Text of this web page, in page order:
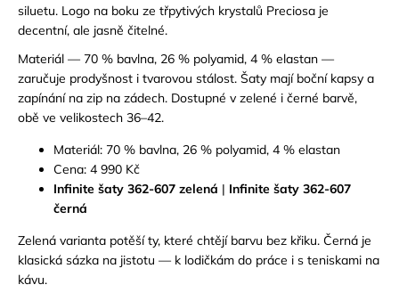
siluetu. Logo na boku ze třpytivých krystalů Preciosa je
decentní, ale jasně čitelné.
Materiál — 70 % bavlna, 26 % polyamid, 4 % elastan —
zaručuje prodyšnost i tvarovou stálost. Šaty mají boční kapsy a
zapínání na zip na zádech. Dostupné v zelené i černé barvě,
obě ve velikostech 36–42.
Materiál: 70 % bavlna, 26 % polyamid, 4 % elastan
Cena: 4 990 Kč
Infinite šaty 362-607 zelená | Infinite šaty 362-607
černá
Zelená varianta potěší ty, které chtějí barvu bez křiku. Černá je
klasická sázka na jistotu — k lodičkám do práce i s teniskami na
kávu.